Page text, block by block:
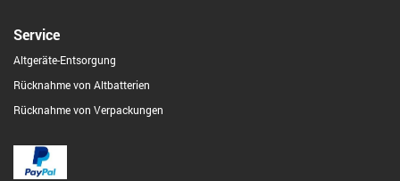
Service
Altgeräte-Entsorgung
Rücknahme von Altbatterien
Rücknahme von Verpackungen